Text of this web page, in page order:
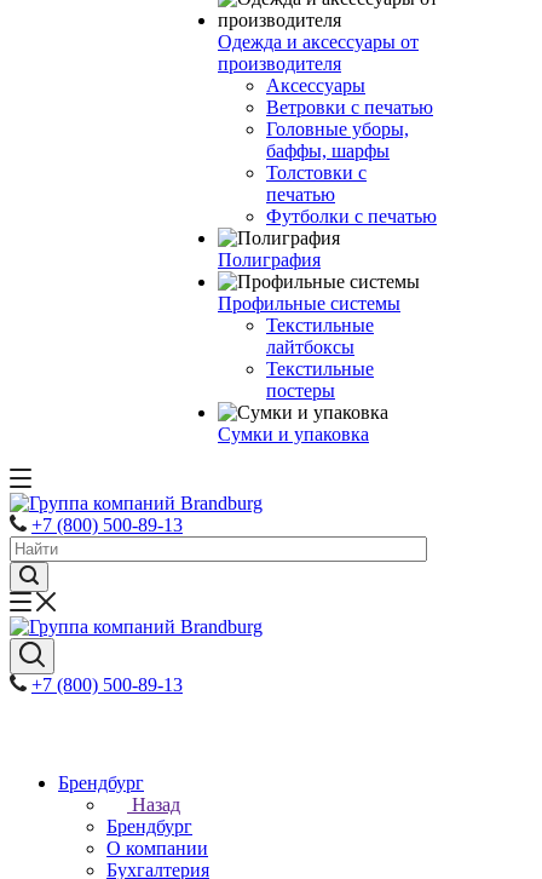
Одежда и аксессуары от
производителя
Аксессуары
Ветровки с печатью
Головные уборы,
баффы, шарфы
Толстовки с
печатью
Футболки с печатью
Полиграфия
Профильные системы
Текстильные
лайтбоксы
Текстильные
постеры
Сумки и упаковка
+7 (800) 500-89-13
+7 (800) 500-89-13
Брендбург
Назад
Брендбург
О компании
Бухгалтерия